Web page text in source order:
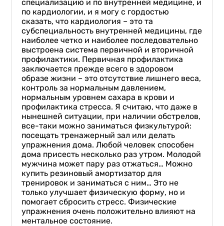
специализацию и по внутренней медицине, и
по кардиологии, и я могу с гордостью
сказать, что кардиология – это та
субспециальность внутренней медицины, где
наиболее четко и наиболее последовательно
выстроена система первичной и вторичной
профилактики. Первичная профилактика
заключается прежде всего в здоровом
образе жизни – это отсутствие лишнего веса,
контроль за нормальным давлением,
нормальным уровнем сахара в крови и
профилактика стресса. Я считаю, что даже в
нынешней ситуации, при наличии обстрелов,
все-таки можно заниматься физкультурой:
посещать тренажерный зал или делать
упражнения дома. Любой человек способен
дома присесть несколько раз утром. Молодой
мужчина может пару раз отжаться… Можно
купить резиновый амортизатор для
тренировок и заниматься с ним… Это не
только улучшает физическую форму, но и
помогает сбросить стресс. Физические
упражнения очень положительно влияют на
ментальное состояние.